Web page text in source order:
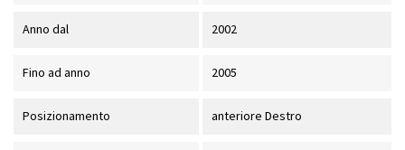
Anno dal 2002
Fino ad anno 2005
Posizionamento anteriore Destro